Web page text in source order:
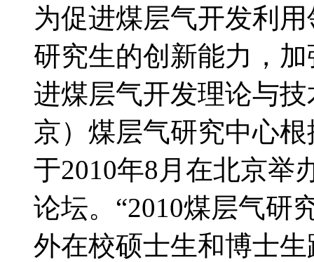
为促进煤层气开发利
研究生的创新能力，
进煤层气开发理论与
京）煤层气研究中心
于2010年8月在北京举
论坛。“2010煤层气研
外在校硕士生和博士